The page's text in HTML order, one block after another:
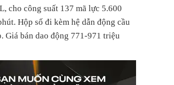
cho công suất 137 mã lực 5.600
Hộp số đi kèm hệ dẫn động cầu
Giá bán dao động 771-971 triệu